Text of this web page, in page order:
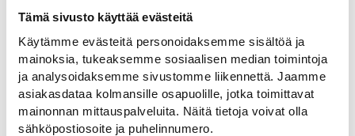
Tämä sivusto käyttää evästeitä
Käytämme evästeitä personoidaksemme sisältöä ja
mainoksia, tukeaksemme sosiaalisen median toimintoja
ja analysoidaksemme sivustomme liikennettä. Jaamme
asiakasdataa kolmansille osapuolille, jotka toimittavat
mainonnan mittauspalveluita. Näitä tietoja voivat olla
sähköpostiosoite ja puhelinnumero.
OSTA - +
VANTAA 0
HAMINA 0 60,00